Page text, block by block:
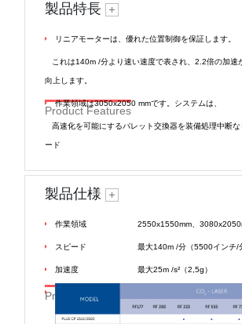
製品特長
Product Features
リニアモーターは、優れた位置制御を保証します。
これは140m /分より速い速度で表され、2.2倍の加速
向上します。
作業領域は3050x2050 mmです。システムは、
高速化を可能にするパレット交換器を装備処理中断な
ード
製品仕様
Product Specifications
作業領域 2550x1550mm、
スピード 最大140m /分（5500インチ/
加速度 最大25m /s²（2,5g）